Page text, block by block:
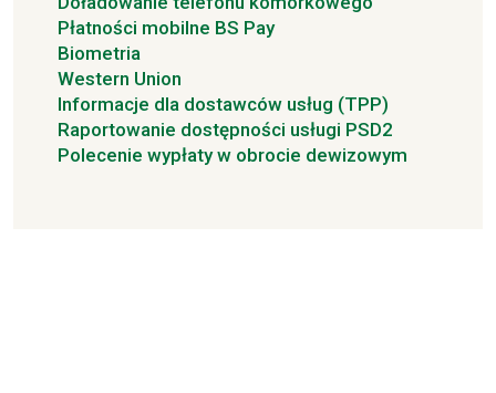
Płatności mobilne BS Pay
Biometria
Western Union
Informacje dla dostawców usług (TPP)
Raportowanie dostępności usługi PSD2
Polecenie wypłaty w obrocie dewizowym